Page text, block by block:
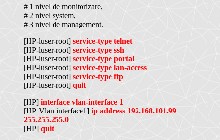
# 1 nivel de monitorizare,
# 2 nivel system,
# 3 nivel de management.
[HP-luser-root] service-type telnet
[HP-luser-root] service-type ssh
[HP-luser-root] service-type portal
[HP-luser-root] service-type lan-access
[HP-luser-root] service-type ftp
[HP-luser-root] quit
[HP] interface vlan-interface 1
[HP-Vlan-interface1] ip address 192.168.101.99
255.255.255.0
[HP] quit